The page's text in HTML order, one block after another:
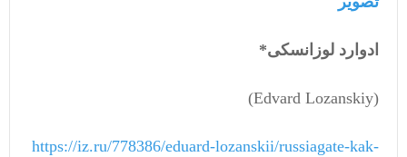
ادوارد لوزانسکی*
(Edvard Lozanskiy)
https://iz.ru/778386/eduard-lozanskii/russiagate-kak-